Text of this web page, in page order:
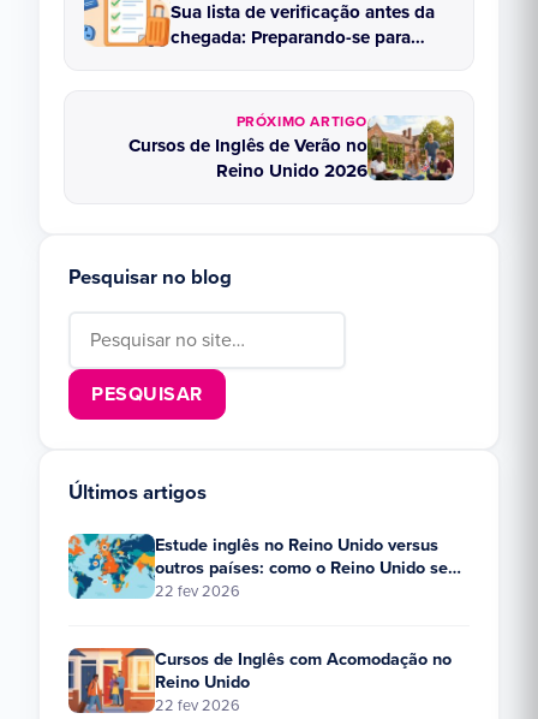
Sua lista de verificação antes da
chegada: Preparando-se para
PRÓXIMO ARTIGO
Cursos de Inglês de Verão no
Reino Unido 2026
Pesquisar no blog
Últimos artigos
Estude inglês no Reino Unido versus
outros países: como o Reino Unido se
compara?
22 fev 2026
Cursos de Inglês com Acomodação no
Reino Unido
22 fev 2026